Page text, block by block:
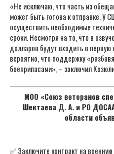
«Не исключаю, что часть из
может быть готова к отправке. У
осуществить необходимые
сроки. Несмотря на то, что в
долларов будут входить в
вероятно, что поддержку
боеприпасами», – заключил
МОО «Союз ветеранов
Шектаева Д. А. и РО
области
✅ Заключите контракт на